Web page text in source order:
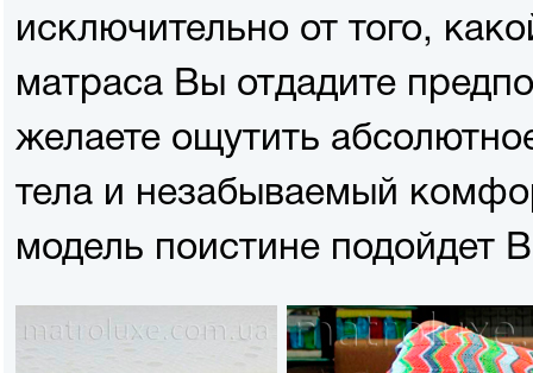
исключительно от того,
матраса Вы отдадите
желаете ощутить
тела и незабываемый
модель поистине подойдет